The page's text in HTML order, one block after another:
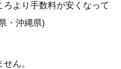
より手数料が安くなって
・沖縄県)
ん。